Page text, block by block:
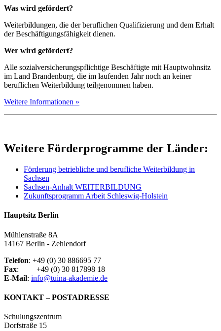
Was wird gefördert?
Weiterbildungen, die der beruflichen Qualifizierung und dem Erhalt
der Beschäftigungsfähigkeit dienen.
Wer wird gefördert?
Alle sozialversicherungspflichtige Beschäftigte mit Hauptwohnsitz
im Land Brandenburg, die im laufenden Jahr noch an keiner
beruflichen Weiterbildung teilgenommen haben.
Weitere Informationen »
Weitere Förderprogramme der Länder:
Förderung betriebliche und berufliche Weiterbildung in
Sachsen
Sachsen-Anhalt WEITERBILDUNG
Zukunftsprogramm Arbeit Schleswig-Holstein
Hauptsitz Berlin
Mühlenstraße 8A
14167 Berlin - Zehlendorf
Telefon: +49 (0) 30 886695 77
Fax: +49 (0) 30 817898 18
E-Mail: info@tuina-akademie.de
KONTAKT – POSTADRESSE
Schulungszentrum
Dorfstraße 15